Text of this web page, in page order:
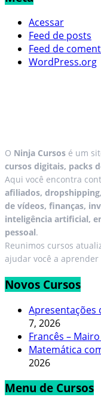
Acessar
Feed de posts
Feed de
WordPress.org
O Ninja Cursos é um
cursos digitais, packs
Aqui você encontra
afiliados,
de vídeos, finanças,
inteligência artificial,
pessoal.
Reunimos cursos
ajudar você a
Novos Cursos
Apresentações
7, 2026
Francês –
Matemática
2026
Menu de Cursos